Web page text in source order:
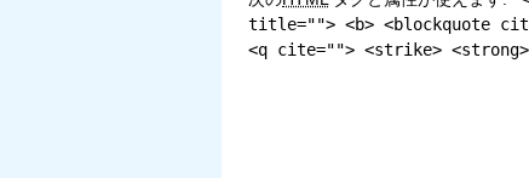
title=""> <b> <blockquote
<q cite=""> <strike> <strong>